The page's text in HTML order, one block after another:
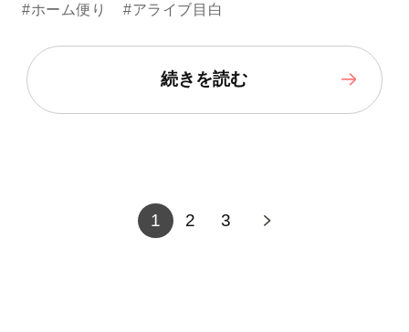
#ホーム便り
#アライブ目白
続きを読む
1 2 3